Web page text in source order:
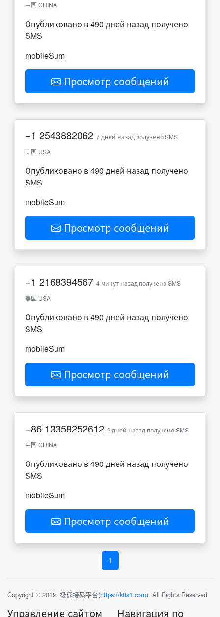
中国 CHINA
Опубликовано в 490 дней назад получено
SMS
mobileSum
Просмотр сообщений
+1 2543882062 7 дней назад получено SMS
美国 USA
Опубликовано в 490 дней назад получено
SMS
mobileSum
Просмотр сообщений
+1 2168394567 4 минут назад получено SMS
美国 USA
Опубликовано в 490 дней назад получено
SMS
mobileSum
Просмотр сообщений
+86 13358252612 9 дней назад получено SMS
中国 CHINA
Опубликовано в 490 дней назад получено
SMS
mobileSum
Просмотр сообщений
1
Copyright © 2019. 极速接码平台(https://k8s1.com). All Rights Reserved
Управление сайтом Навигация по